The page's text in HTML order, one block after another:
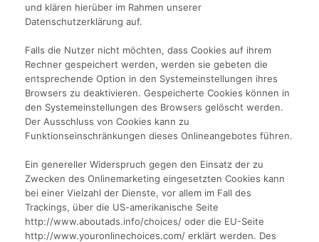
und klären hierüber im Rahmen unserer
Datenschutzerklärung auf.
Falls die Nutzer nicht möchten, dass Cookies auf ihrem
Rechner gespeichert werden, werden sie gebeten die
entsprechende Option in den Systemeinstellungen ihres
Browsers zu deaktivieren. Gespeicherte Cookies können in
den Systemeinstellungen des Browsers gelöscht werden.
Der Ausschluss von Cookies kann zu
Funktionseinschränkungen dieses Onlineangebotes führen.
Ein genereller Widerspruch gegen den Einsatz der zu
Zwecken des Onlinemarketing eingesetzten Cookies kann
bei einer Vielzahl der Dienste, vor allem im Fall des
Trackings, über die US-amerikanische Seite
http://www.aboutads.info/choices/ oder die EU-Seite
http://www.youronlinechoices.com/ erklärt werden. Des